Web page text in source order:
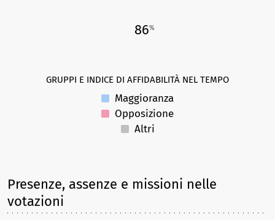
86%
GRUPPI E INDICE DI AFFIDABILITÀ NEL TEMPO
Maggioranza
Opposizione
Altri
Presenze, assenze e missioni nelle
votazioni